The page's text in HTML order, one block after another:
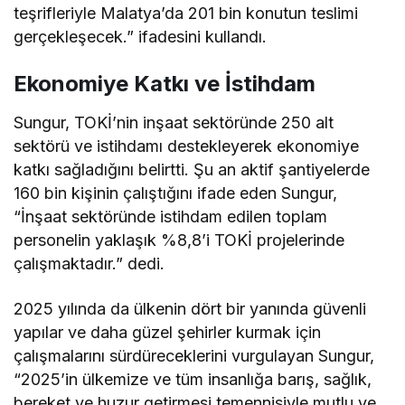
teşrifleriyle Malatya’da 201 bin konutun teslimi
gerçekleşecek.” ifadesini kullandı.
Ekonomiye Katkı ve İstihdam
Sungur, TOKİ’nin inşaat sektöründe 250 alt
sektörü ve istihdamı destekleyerek ekonomiye
katkı sağladığını belirtti. Şu an aktif şantiyelerde
160 bin kişinin çalıştığını ifade eden Sungur,
“İnşaat sektöründe istihdam edilen toplam
personelin yaklaşık %8,8’i TOKİ projelerinde
çalışmaktadır.” dedi.
2025 yılında da ülkenin dört bir yanında güvenli
yapılar ve daha güzel şehirler kurmak için
çalışmalarını sürdüreceklerini vurgulayan Sungur,
“2025’in ülkemize ve tüm insanlığa barış, sağlık,